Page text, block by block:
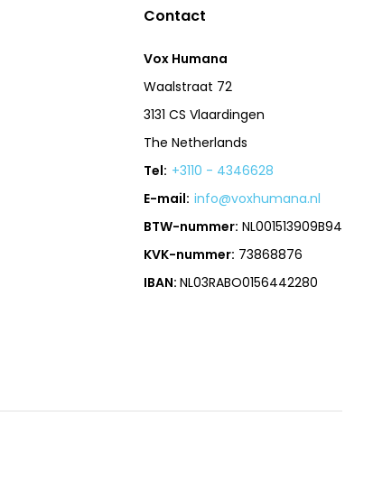
Contact
Vox Humana
Waalstraat 72
3131 CS Vlaardingen
The Netherlands
Tel: +3110 - 4346628
E-mail: info@voxhumana.nl
BTW-nummer: NL001513909B94
KVK-nummer: 73868876
IBAN:NL03RABO0156442280